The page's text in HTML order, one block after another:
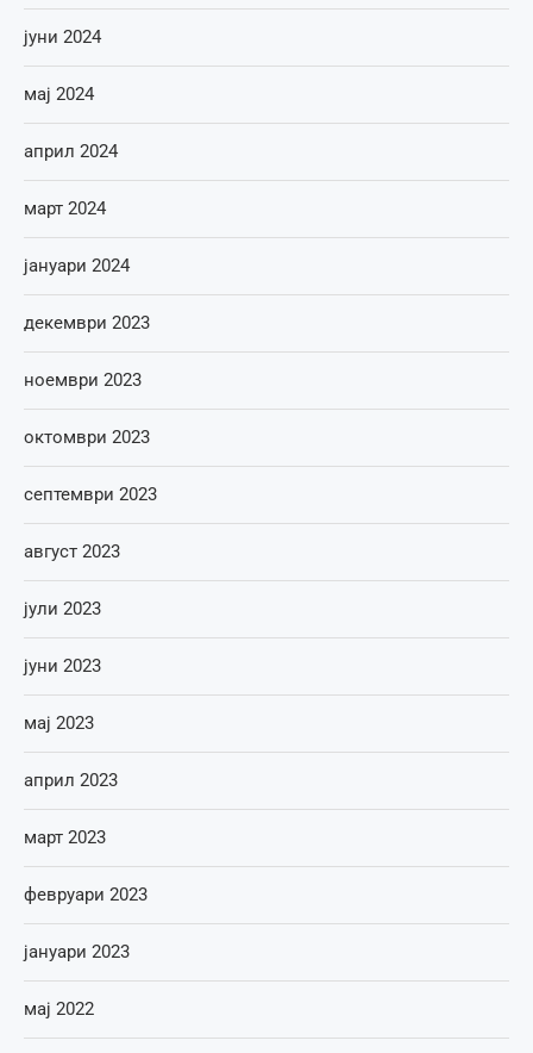
јуни 2024
мај 2024
април 2024
март 2024
јануари 2024
декември 2023
ноември 2023
октомври 2023
септември 2023
август 2023
јули 2023
јуни 2023
мај 2023
април 2023
март 2023
февруари 2023
јануари 2023
мај 2022